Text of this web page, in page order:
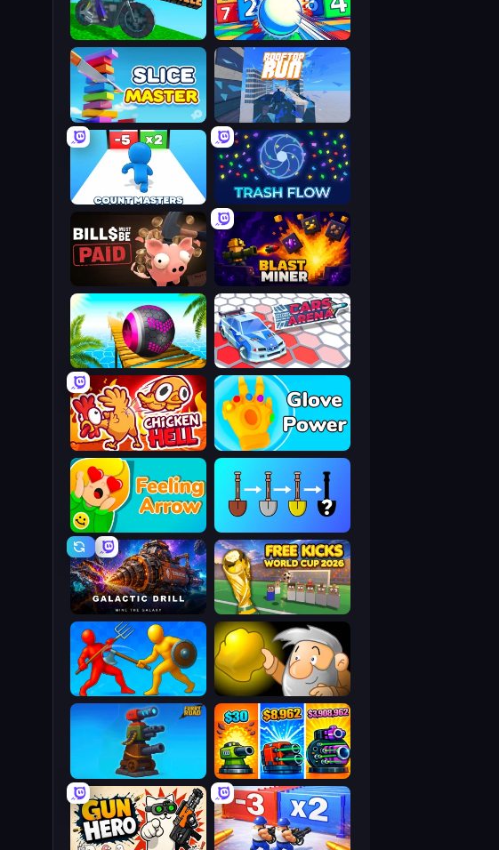
Entropy
Crazy Motorcycle
Rooftop Run
Slice Master
Trash Flow
Count Masters: Stickman Games
Blast Miner
Bills Must Be Paid
Cars Arena
Rolling Balls Sea Race
Glove Power
Chicken Hell
Feeling Arrow
Free Kicks World Cup 2026
Galactic Drill
Gold Miner
Epic Sword Battle! Fight in Arena
Pumpkin Defense: Merge Cannon
Furry Road